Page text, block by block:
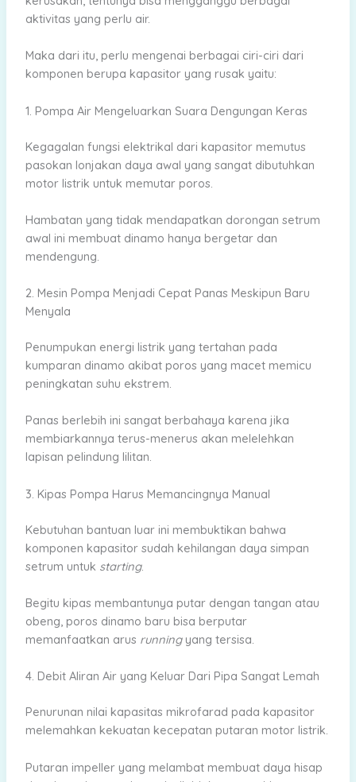
aktivitas yang perlu air.
Maka dari itu, perlu mengenai berbagai ciri-ciri dari
komponen berupa kapasitor yang rusak yaitu:
1. Pompa Air Mengeluarkan Suara Dengungan Keras
Kegagalan fungsi elektrikal dari kapasitor memutus
pasokan lonjakan daya awal yang sangat dibutuhkan
motor listrik untuk memutar poros.
Hambatan yang tidak mendapatkan dorongan setrum
awal ini membuat dinamo hanya bergetar dan
mendengung.
2. Mesin Pompa Menjadi Cepat Panas Meskipun Baru
Menyala
Penumpukan energi listrik yang tertahan pada
kumparan dinamo akibat poros yang macet memicu
peningkatan suhu ekstrem.
Panas berlebih ini sangat berbahaya karena jika
membiarkannya terus-menerus akan melelehkan
lapisan pelindung lilitan.
3. Kipas Pompa Harus Memancingnya Manual
Kebutuhan bantuan luar ini membuktikan bahwa
komponen kapasitor sudah kehilangan daya simpan
setrum untuk starting.
Begitu kipas membantunya putar dengan tangan atau
obeng, poros dinamo baru bisa berputar
memanfaatkan arus runningyang tersisa.
4. Debit Aliran Air yang Keluar Dari Pipa Sangat Lemah
Penurunan nilai kapasitas mikrofarad pada kapasitor
melemahkan kekuatan kecepatan putaran motor listrik.
Putaran impeller yang melambat membuat daya hisap